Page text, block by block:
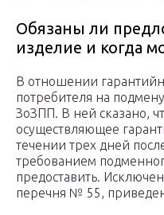
Обязаны ли
изделие и когда
В отношении
потребителя на
ЗоЗПП. В ней сказано,
осуществляющее
течении трех дней
требованием
предоставить.
перечня № 55,